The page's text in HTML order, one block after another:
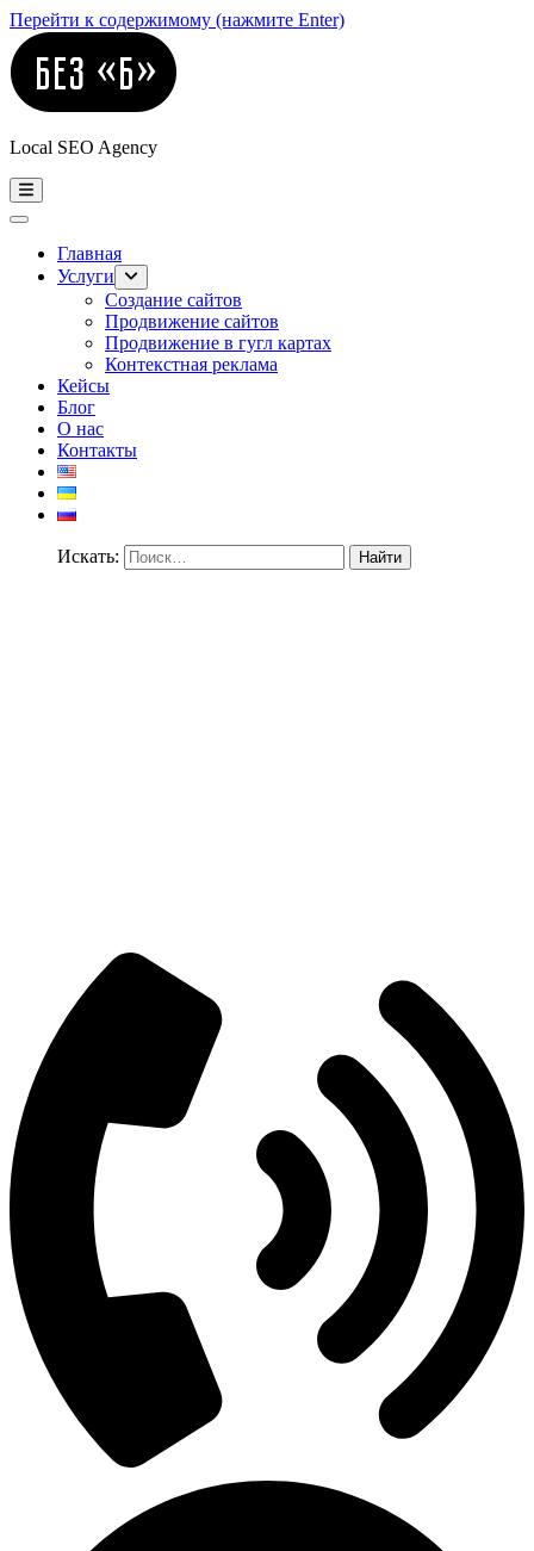
Перейти к содержимому (нажмите Enter)
Local SEO Agency
Главная
Услуги
Создание сайтов
Продвижение сайтов
Продвижение в гугл картах
Контекстная реклама
Кейсы
Блог
О нас
Контакты
Искать: